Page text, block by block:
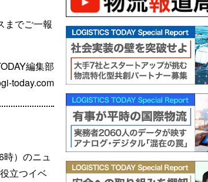
までご一報
編集部
today.com
時）のニュ
立つイベ